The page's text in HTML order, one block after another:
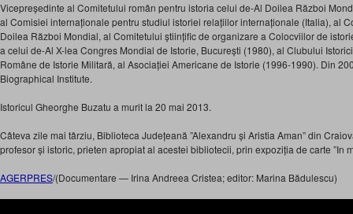
Vicepreședinte al Comitetului român pentru istoria celui de-Al Doilea Război
al Comisiei internaționale pentru studiul istoriei relațiilor internaționale (Italia), al
Doilea Război Mondial, al Comitetului științific de organizare a Colocviilor de
a celui de-Al X-lea Congres Mondial de Istorie, București (1980), al Clubului
Române de Istorie Militară, al Asociației Americane de Istorie (1996-1990). Din
Biographical Institute.
Istoricul Gheorghe Buzatu a murit la 20 mai 2013.
Câteva zile mai târziu, Biblioteca Județeană ”Alexandru și Aristia Aman” din
profesor și istoric, prieten apropiat al acestei bibliotecii, prin expoziția de carte ”In
AGERPRES/(Documentare — Irina Andreea Cristea; editor: Marina Bădulescu)